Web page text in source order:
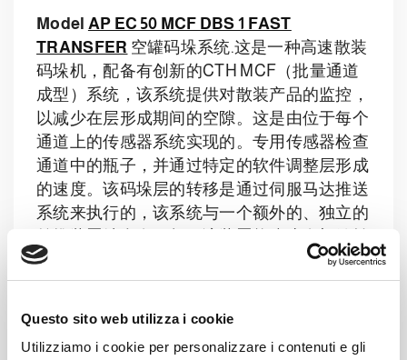
Questo sito web utilizza i cookie
Utilizziamo i cookie per personalizzare i contenuti e gli
Model AP EC 50 MCF DBS 1 FAST
TRANSFER 空罐码垛系统.这是一种高速散装
码垛机，配备有创新的CTH MCF（批量通道
成型）系统，该系统提供对散装产品的监控，
以减少在层形成期间的空隙。这是由位于每个
通道上的传感器系统实现的。专用传感器检查
通道中的瓶子，并通过特定的软件调整层形成
的速度。该码垛层的转移是通过伺服马达推送
系统来执行的，该系统与一个额外的、独立的
移阶段第一排瓶子的翻倒。(正向控制)。隔板
管理系统允许在地面上装载完整的隔板托盘。